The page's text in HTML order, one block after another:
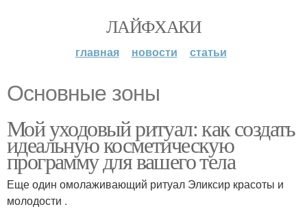
ЛАЙФХАКИ
главная новости статьи
Основные зоны
Мой уходовый ритуал: как создать
идеальную косметическую
программу для вашего тела
Еще один омолаживающий ритуал Эликсир красоты и
молодости .